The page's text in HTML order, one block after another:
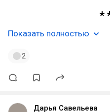
Показать полностью
2
Дарья Савельева